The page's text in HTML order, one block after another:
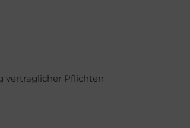
vertraglicher Pflichten